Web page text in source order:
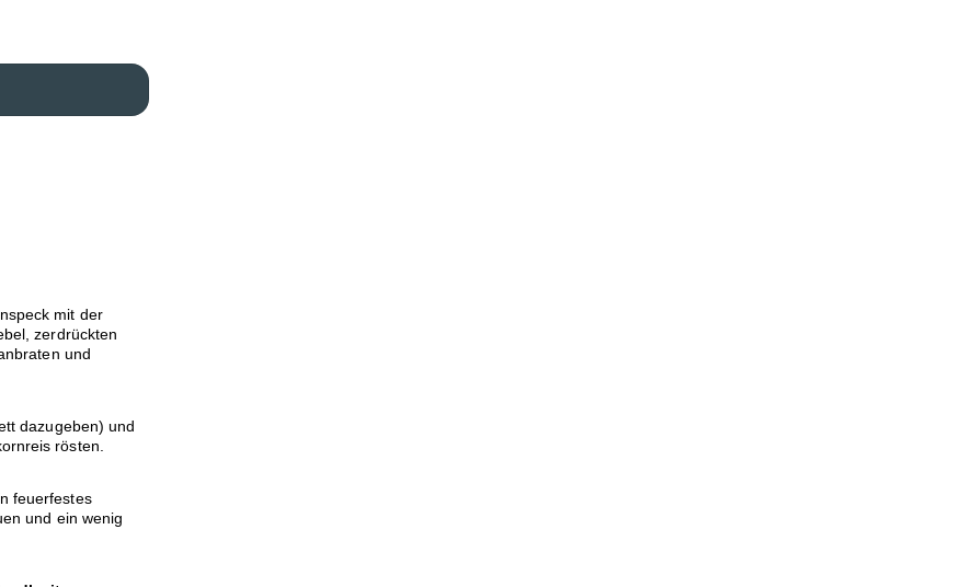
mit der
zerdrückten
und
dazugeben) und
rösten.
feuerfestes
und ein wenig